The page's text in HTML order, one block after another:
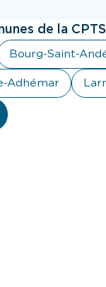
de la
Bourg-Saint-
Adhémar